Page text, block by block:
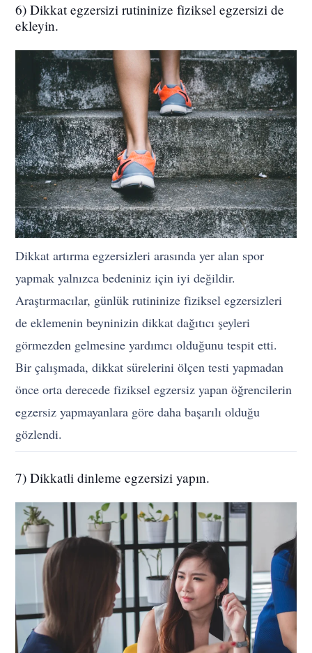
6) Dikkat egzersizi rutininize fiziksel egzersizi de
ekleyin.
Dikkat artırma egzersizleri arasında yer alan spor
yapmak yalnızca bedeniniz için iyi değildir.
Araştırmacılar, günlük rutininize fiziksel egzersizleri
de eklemenin beyninizin dikkat dağıtıcı şeyleri
görmezden gelmesine yardımcı olduğunu tespit etti.
Bir çalışmada, dikkat sürelerini ölçen testi yapmadan
önce orta derecede fiziksel egzersiz yapan öğrencilerin
egzersiz yapmayanlara göre daha başarılı olduğu
gözlendi.
7) Dikkatli dinleme egzersizi yapın.